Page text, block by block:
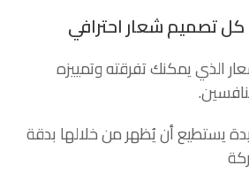
كل تصميم شعار احترافي
الذي يمكنك تفرقته وتمييزه
يستطيع أن يُظهر من خلالها بدقة